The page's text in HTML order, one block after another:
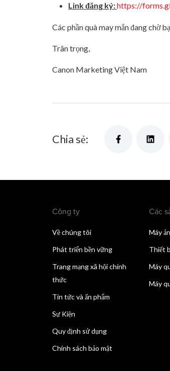
Link đăng ký:https://
Các phần quà may mắn đang chờ
Trân trọng,
Canon Marketing Việt Nam
Chia sẻ:
Công ty
Về chúng tôi
Phát triển bền vững
Trang mạng xã hội chính
thức
Tin tức và ấn phẩm
Sự Kiện
Quy định sử dụng
Chính sách bảo mật
Các
Máy
Thiết
Máy
Máy